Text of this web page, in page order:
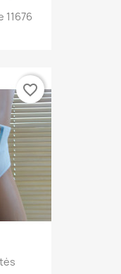
11676
favorite_border